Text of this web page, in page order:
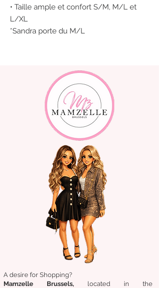
• Taille ample et confort S/M, M/L et
L/XL
*Sandra porte du M/L
A desire for Shopping?
Mamzelle Brussels, located in the